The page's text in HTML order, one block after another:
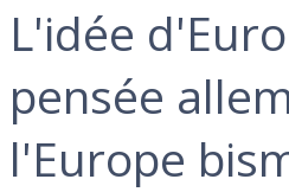
‎L'idée
pensée
l'Europe